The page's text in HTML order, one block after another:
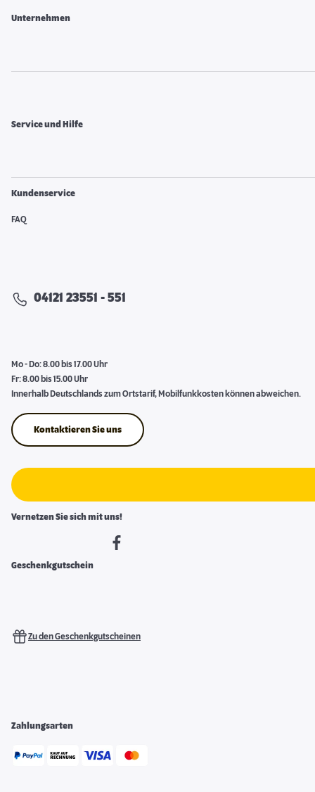
Unternehmen
Service und Hilfe
Kundenservice
FAQ
04121 23551 - 551
Mo - Do: 8.00 bis 17.00 Uhr
Fr: 8.00 bis 15.00 Uhr
Innerhalb Deutschlands zum Ortstarif, Mobilfunkkosten können abweichen.
Kontaktieren Sie uns
Vernetzen Sie sich mit uns!
Geschenkgutschein
Zu den Geschenkgutscheinen
Zahlungsarten